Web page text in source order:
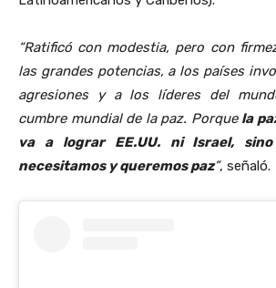
“Ratificó con modestia, pero con
las grandes potencias, a los países
agresiones y a los líderes del
cumbre mundial de la paz. Porque la
va a lograr EE.UU. ni Israel,
necesitamos y queremos paz”, señaló.